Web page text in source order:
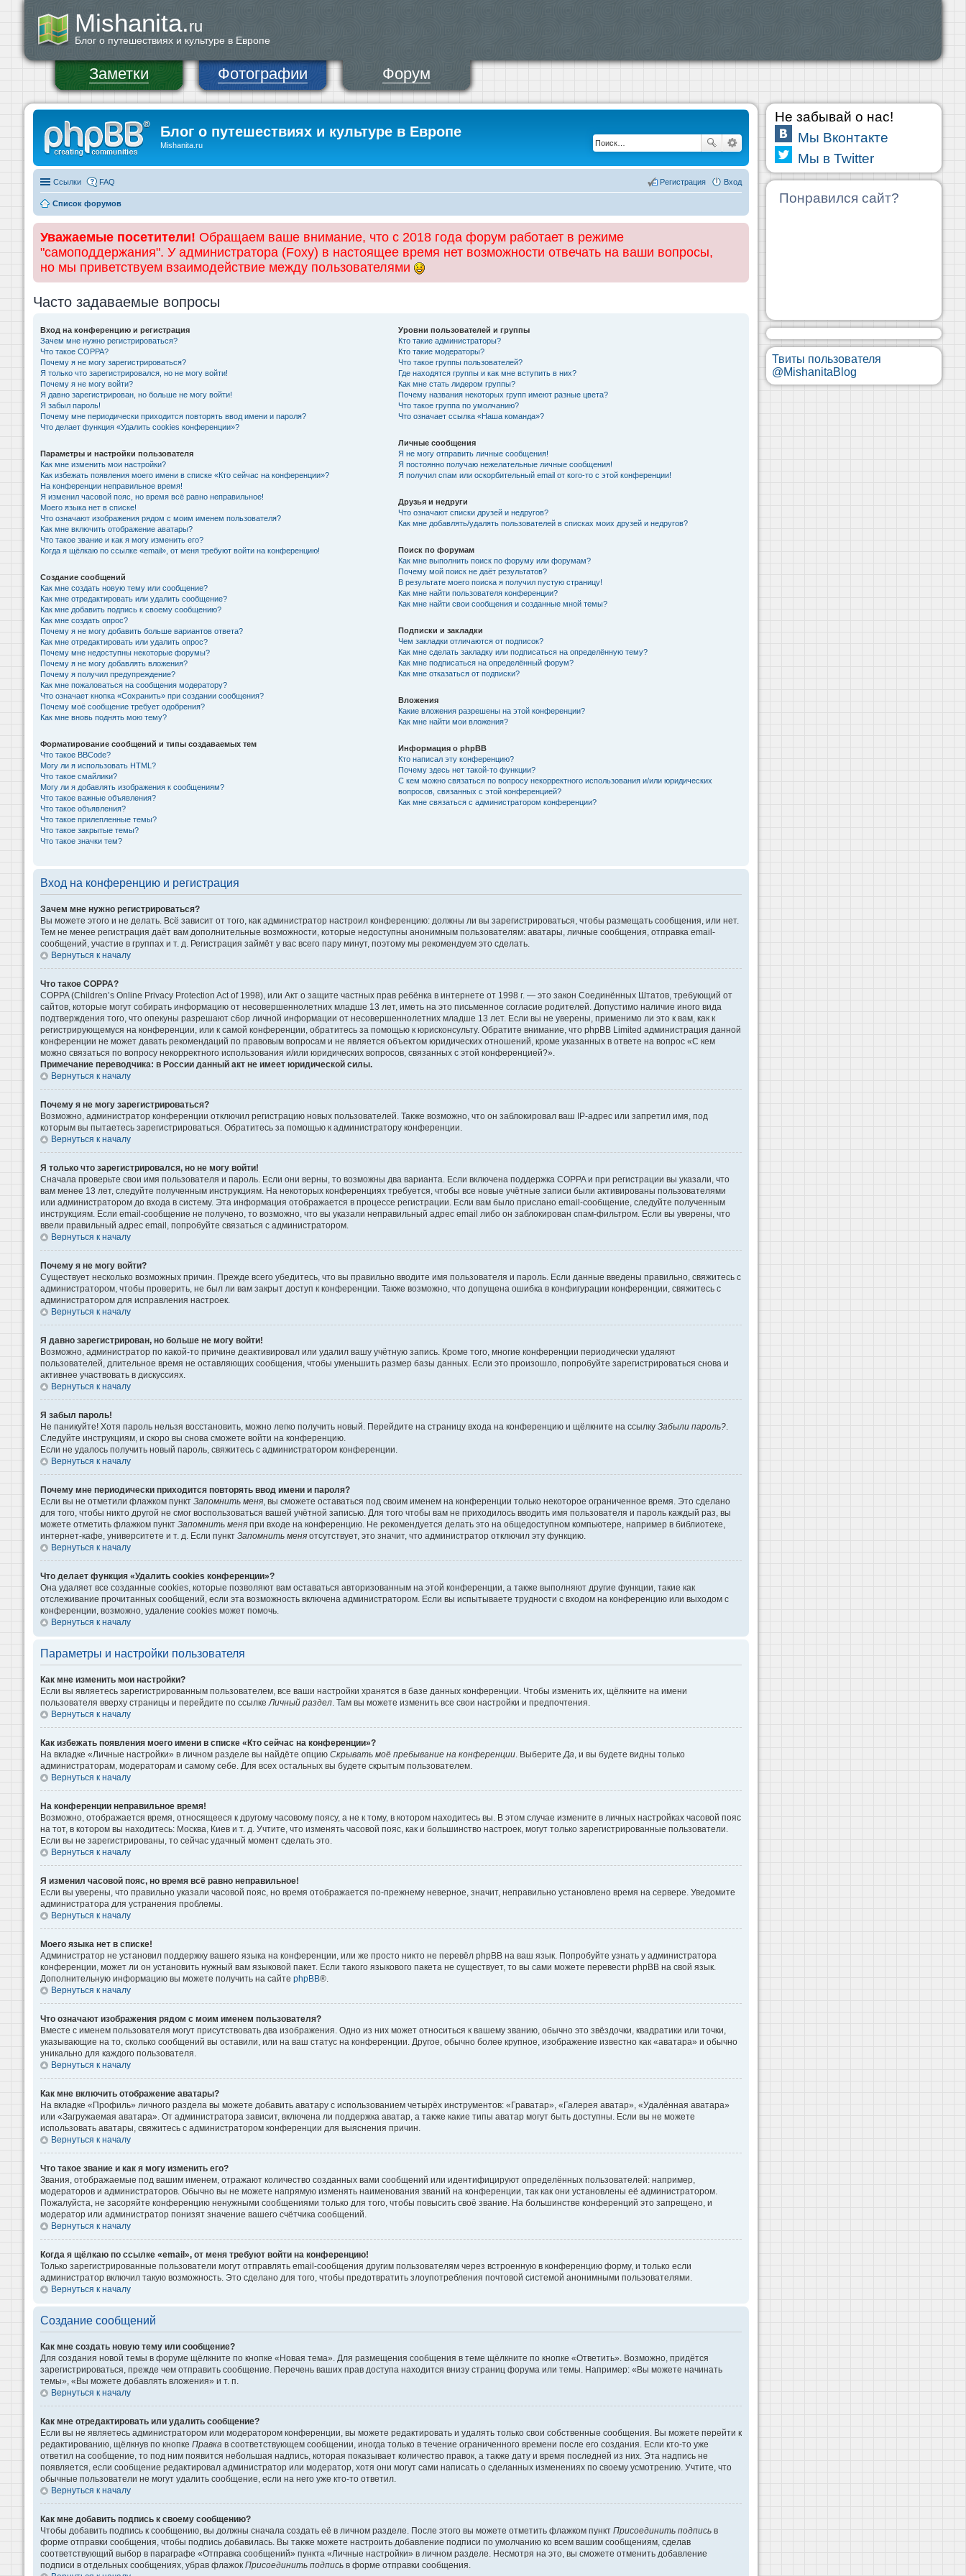
Mishanita.ru
Блог о путешествиях и культуре в Европе
Заметки Фотографии Форум
Блог о путешествиях и культуре в Европе
Mishanita.ru
Ссылки FAQ Вход
Регистрация
Список форумов
Уважаемые посетители! Обращаем ваше внимание, что с 2018 года форум работает в режиме
"самоподдержания". У администратора (Foxy) в настоящее время нет возможности отвечать на ваши вопросы,
но мы приветствуем взаимодействие между пользователями
Часто задаваемые вопросы
Вход на конференцию и регистрация
Зачем мне нужно регистрироваться?
Что такое COPPA?
Почему я не могу зарегистрироваться?
Я только что зарегистрировался, но не могу войти!
Почему я не могу войти?
Я давно зарегистрирован, но больше не могу войти!
Я забыл пароль!
Почему мне периодически приходится повторять ввод имени и пароля?
Что делает функция «Удалить cookies конференции»?
Параметры и настройки пользователя
Как мне изменить мои настройки?
Как избежать появления моего имени в списке «Кто сейчас на конференции»?
На конференции неправильное время!
Я изменил часовой пояс, но время всё равно неправильное!
Моего языка нет в списке!
Что означают изображения рядом с моим именем пользователя?
Как мне включить отображение аватары?
Что такое звание и как я могу изменить его?
Когда я щёлкаю по ссылке «email», от меня требуют войти на конференцию!
Создание сообщений
Как мне создать новую тему или сообщение?
Как мне отредактировать или удалить сообщение?
Как мне добавить подпись к своему сообщению?
Как мне создать опрос?
Почему я не могу добавить больше вариантов ответа?
Как мне отредактировать или удалить опрос?
Почему мне недоступны некоторые форумы?
Почему я не могу добавлять вложения?
Почему я получил предупреждение?
Как мне пожаловаться на сообщения модератору?
Что означает кнопка «Сохранить» при создании сообщения?
Почему моё сообщение требует одобрения?
Как мне вновь поднять мою тему?
Форматирование сообщений и типы создаваемых тем
Что такое BBCode?
Могу ли я использовать HTML?
Что такое смайлики?
Могу ли я добавлять изображения к сообщениям?
Что такое важные объявления?
Что такое объявления?
Что такое прилепленные темы?
Что такое закрытые темы?
Что такое значки тем?
Уровни пользователей и группы
Кто такие администраторы?
Кто такие модераторы?
Что такое группы пользователей?
Где находятся группы и как мне вступить в них?
Как мне стать лидером группы?
Почему названия некоторых групп имеют разные цвета?
Что такое группа по умолчанию?
Что означает ссылка «Наша команда»?
Личные сообщения
Я не могу отправить личные сообщения!
Я постоянно получаю нежелательные личные сообщения!
Я получил спам или оскорбительный email от кого-то с этой конференции!
Друзья и недруги
Что означают списки друзей и недругов?
Как мне добавлять/удалять пользователей в списках моих друзей и недругов?
Поиск по форумам
Как мне выполнить поиск по форуму или форумам?
Почему мой поиск не даёт результатов?
В результате моего поиска я получил пустую страницу!
Как мне найти пользователя конференции?
Как мне найти свои сообщения и созданные мной темы?
Подписки и закладки
Чем закладки отличаются от подписок?
Как мне сделать закладку или подписаться на определённую тему?
Как мне подписаться на определённый форум?
Как мне отказаться от подписки?
Вложения
Какие вложения разрешены на этой конференции?
Как мне найти мои вложения?
Информация о phpBB
Кто написал эту конференцию?
Почему здесь нет такой-то функции?
С кем можно связаться по вопросу некорректного использования и/или юридических
вопросов, связанных с этой конференцией?
Как мне связаться с администратором конференции?
Вход на конференцию и регистрация
Зачем мне нужно регистрироваться?
Вы можете этого и не делать. Всё зависит от того, как администратор настроил конференцию: должны ли вы зарегистрироваться, чтобы размещать сообщения, или нет.
Тем не менее регистрация даёт вам дополнительные возможности, которые недоступны анонимным пользователям: аватары, личные сообщения, отправка email-
сообщений, участие в группах и т. д. Регистрация займёт у вас всего пару минут, поэтому мы рекомендуем это сделать.
Вернуться к началу
Что такое COPPA?
COPPA (Children’s Online Privacy Protection Act of 1998), или Акт о защите частных прав ребёнка в интернете от 1998 г. — это закон Соединённых Штатов, требующий от
сайтов, которые могут собирать информацию от несовершеннолетних младше 13 лет, иметь на это письменное согласие родителей. Допустимо наличие иного вида
подтверждения того, что опекуны разрешают сбор личной информации от несовершеннолетних младше 13 лет. Если вы не уверены, применимо ли это к вам, как к
регистрирующемуся на конференции, или к самой конференции, обратитесь за помощью к юрисконсульту. Обратите внимание, что phpBB Limited администрация данной
конференции не может давать рекомендаций по правовым вопросам и не является объектом юридических отношений, кроме указанных в ответе на вопрос «С кем
можно связаться по вопросу некорректного использования и/или юридических вопросов, связанных с этой конференцией?».
Примечание переводчика: в России данный акт не имеет юридической силы.
Вернуться к началу
Почему я не могу зарегистрироваться?
Возможно, администратор конференции отключил регистрацию новых пользователей. Также возможно, что он заблокировал ваш IP-адрес или запретил имя, под
которым вы пытаетесь зарегистрироваться. Обратитесь за помощью к администратору конференции.
Вернуться к началу
Я только что зарегистрировался, но не могу войти!
Сначала проверьте свои имя пользователя и пароль. Если они верны, то возможны два варианта. Если включена поддержка COPPA и при регистрации вы указали, что
вам менее 13 лет, следуйте полученным инструкциям. На некоторых конференциях требуется, чтобы все новые учётные записи были активированы пользователями
или администратором до входа в систему. Эта информация отображается в процессе регистрации. Если вам было прислано email-сообщение, следуйте полученным
инструкциям. Если email-сообщение не получено, то возможно, что вы указали неправильный адрес email либо он заблокирован спам-фильтром. Если вы уверены, что
ввели правильный адрес email, попробуйте связаться с администратором.
Вернуться к началу
Почему я не могу войти?
Существует несколько возможных причин. Прежде всего убедитесь, что вы правильно вводите имя пользователя и пароль. Если данные введены правильно, свяжитесь с
администратором, чтобы проверить, не был ли вам закрыт доступ к конференции. Также возможно, что допущена ошибка в конфигурации конференции, свяжитесь с
администратором для исправления настроек.
Вернуться к началу
Я давно зарегистрирован, но больше не могу войти!
Возможно, администратор по какой-то причине деактивировал или удалил вашу учётную запись. Кроме того, многие конференции периодически удаляют
пользователей, длительное время не оставляющих сообщения, чтобы уменьшить размер базы данных. Если это произошло, попробуйте зарегистрироваться снова и
активнее участвовать в дискуссиях.
Вернуться к началу
Я забыл пароль!
Не паникуйте! Хотя пароль нельзя восстановить, можно легко получить новый. Перейдите на страницу входа на конференцию и щёлкните на ссылку Забыли пароль?
Следуйте инструкциям, и скоро вы снова сможете войти на конференцию.
Если не удалось получить новый пароль, свяжитесь с администратором конференции.
Вернуться к началу
Почему мне периодически приходится повторять ввод имени и пароля?
Если вы не отметили флажком пункт Запомнить меня , вы сможете оставаться под своим именем на конференции только некоторое ограниченное время. Это сделано
для того, чтобы никто другой не смог воспользоваться вашей учётной записью. Для того чтобы вам не приходилось вводить имя пользователя и пароль каждый раз, вы
можете отметить флажком пункт Запомнить меня при входе на конференцию. Не рекомендуется делать это на общедоступном компьютере, например в библиотеке,
интернет-кафе, университете и т. д. Если пункт Запомнить меня отсутствует, это значит, что администратор отключил эту функцию.
Вернуться к началу
Что делает функция «Удалить cookies конференции»?
Она удаляет все созданные cookies, которые позволяют вам оставаться авторизованным на этой конференции, а также выполняют другие функции, такие как
отслеживание прочитанных сообщений, если эта возможность включена администратором. Если вы испытываете трудности с входом на конференцию или выходом с
конференции, возможно, удаление cookies может помочь.
Вернуться к началу
Параметры и настройки пользователя
Как мне изменить мои настройки?
Если вы являетесь зарегистрированным пользователем, все ваши настройки хранятся в базе данных конференции. Чтобы изменить их, щёлкните на имени
пользователя вверху страницы и перейдите по ссылке Личный раздел . Там вы можете изменить все свои настройки и предпочтения.
Вернуться к началу
Как избежать появления моего имени в списке «Кто сейчас на конференции»?
На вкладке «Личные настройки» в личном разделе вы найдёте опцию Скрывать моё пребывание на конференции . Выберите Да , и вы будете видны только
администраторам, модераторам и самому себе. Для всех остальных вы будете скрытым пользователем.
Вернуться к началу
На конференции неправильное время!
Возможно, отображается время, относящееся к другому часовому поясу, а не к тому, в котором находитесь вы. В этом случае измените в личных настройках часовой пояс
на тот, в котором вы находитесь: Москва, Киев и т. д. Учтите, что изменять часовой пояс, как и большинство настроек, могут только зарегистрированные пользователи.
Если вы не зарегистрированы, то сейчас удачный момент сделать это.
Вернуться к началу
Я изменил часовой пояс, но время всё равно неправильное!
Если вы уверены, что правильно указали часовой пояс, но время отображается по-прежнему неверное, значит, неправильно установлено время на сервере. Уведомите
администратора для устранения проблемы.
Вернуться к началу
Моего языка нет в списке!
Администратор не установил поддержку вашего языка на конференции, или же просто никто не перевёл phpBB на ваш язык. Попробуйте узнать у администратора
конференции, может ли он установить нужный вам языковой пакет. Если такого языкового пакета не существует, то вы сами можете перевести phpBB на свой язык.
Дополнительную информацию вы можете получить на сайте phpBB®.
Вернуться к началу
Что означают изображения рядом с моим именем пользователя?
Вместе с именем пользователя могут присутствовать два изображения. Одно из них может относиться к вашему званию, обычно это звёздочки, квадратики или точки,
указывающие на то, сколько сообщений вы оставили, или на ваш статус на конференции. Другое, обычно более крупное, изображение известно как «аватара» и обычно
уникально для каждого пользователя.
Вернуться к началу
Как мне включить отображение аватары?
На вкладке «Профиль» личного раздела вы можете добавить аватару с использованием четырёх инструментов: «Граватар», «Галерея аватар», «Удалённая аватара»
или «Загружаемая аватара». От администратора зависит, включена ли поддержка аватар, а также какие типы аватар могут быть доступны. Если вы не можете
использовать аватары, свяжитесь с администратором конференции для выяснения причин.
Вернуться к началу
Что такое звание и как я могу изменить его?
Звания, отображаемые под вашим именем, отражают количество созданных вами сообщений или идентифицируют определённых пользователей: например,
модераторов и администраторов. Обычно вы не можете напрямую изменять наименования званий на конференции, так как они установлены её администратором.
Пожалуйста, не засоряйте конференцию ненужными сообщениями только для того, чтобы повысить своё звание. На большинстве конференций это запрещено, и
модератор или администратор понизят значение вашего счётчика сообщений.
Вернуться к началу
Когда я щёлкаю по ссылке «email», от меня требуют войти на конференцию!
Только зарегистрированные пользователи могут отправлять email-сообщения другим пользователям через встроенную в конференцию форму, и только если
администратор включил такую возможность. Это сделано для того, чтобы предотвратить злоупотребления почтовой системой анонимными пользователями.
Вернуться к началу
Создание сообщений
Как мне создать новую тему или сообщение?
Для создания новой темы в форуме щёлкните по кнопке «Новая тема». Для размещения сообщения в теме щёлкните по кнопке «Ответить». Возможно, придётся
зарегистрироваться, прежде чем отправить сообщение. Перечень ваших прав доступа находится внизу страниц форума или темы. Например: «Вы можете начинать
темы», «Вы можете добавлять вложения» и т. п.
Вернуться к началу
Как мне отредактировать или удалить сообщение?
Если вы не являетесь администратором или модератором конференции, вы можете редактировать и удалять только свои собственные сообщения. Вы можете перейти к
редактированию, щёлкнув по кнопке Правка в соответствующем сообщении, иногда только в течение ограниченного времени после его создания. Если кто-то уже
ответил на сообщение, то под ним появится небольшая надпись, которая показывает количество правок, а также дату и время последней из них. Эта надпись не
появляется, если сообщение редактировал администратор или модератор, хотя они могут сами написать о сделанных изменениях по своему усмотрению. Учтите, что
обычные пользователи не могут удалить сообщение, если на него уже кто-то ответил.
Вернуться к началу
Как мне добавить подпись к своему сообщению?
Чтобы добавить подпись к сообщению, вы должны сначала создать её в личном разделе. После этого вы можете отметить флажком пункт Присоединить подпись в
форме отправки сообщения, чтобы подпись добавилась. Вы также можете настроить добавление подписи по умолчанию ко всем вашим сообщениям, сделав
соответствующий выбор в параграфе «Отправка сообщений» пункта «Личные настройки» в личном разделе. Несмотря на это, вы сможете отменить добавление
подписи в отдельных сообщениях, убрав флажок Присоединить подпись в форме отправки сообщения.
Не забывай о нас!
Мы Вконтакте
Мы в Twitter
Понравился сайт?
Твиты пользователя
@MishanitaBlog